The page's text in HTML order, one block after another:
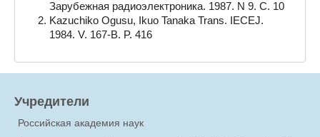
Зарубежная радиоэлектроника. 1987. N 9. С. 10
Kazuchiko Ogusu, Ikuo Tanaka Trans. IECEJ.
1984. V. 167-B. P. 416
Учредители
Российская академия наук